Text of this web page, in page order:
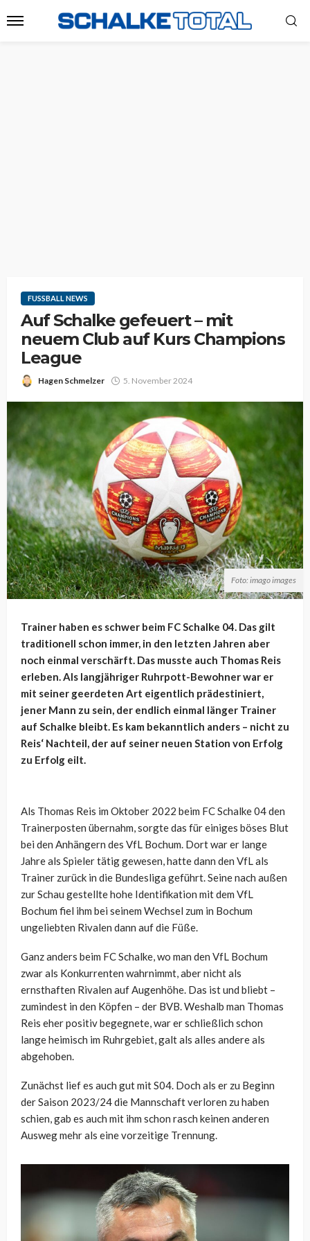
FUSSBALL NEWS
Auf Schalke gefeuert – mit
neuem Club auf Kurs Champions
League
Hagen Schmelzer 5. November 2024
Foto: imago images
Trainer haben es schwer beim FC Schalke 04. Das gilt
traditionell schon immer, in den letzten Jahren aber
noch einmal verschärft. Das musste auch Thomas Reis
erleben. Als langjähriger Ruhrpott-Bewohner war er
mit seiner geerdeten Art eigentlich prädestiniert,
jener Mann zu sein, der endlich einmal länger Trainer
auf Schalke bleibt. Es kam bekanntlich anders – nicht zu
Reis‘ Nachteil, der auf seiner neuen Station von Erfolg
zu Erfolg eilt.
Als Thomas Reis im Oktober 2022 beim FC Schalke 04 den
Trainerposten übernahm, sorgte das für einiges böses Blut
bei den Anhängern des VfL Bochum. Dort war er lange
Jahre als Spieler tätig gewesen, hatte dann den VfL als
Trainer zurück in die Bundesliga geführt. Seine nach außen
zur Schau gestellte hohe Identifikation mit dem VfL
Bochum fiel ihm bei seinem Wechsel zum in Bochum
ungeliebten Rivalen dann auf die Füße.
Ganz anders beim FC Schalke, wo man den VfL Bochum
zwar als Konkurrenten wahrnimmt, aber nicht als
ernsthaften Rivalen auf Augenhöhe. Das ist und bliebt –
zumindest in den Köpfen – der BVB. Weshalb man Thomas
Reis eher positiv begegnete, war er schließlich schon
lange heimisch im Ruhrgebiet, galt als alles andere als
abgehoben.
Zunächst lief es auch gut mit S04. Doch als er zu Beginn
der Saison 2023/24 die Mannschaft verloren zu haben
schien, gab es auch mit ihm schon rasch keinen anderen
Ausweg mehr als eine vorzeitige Trennung.